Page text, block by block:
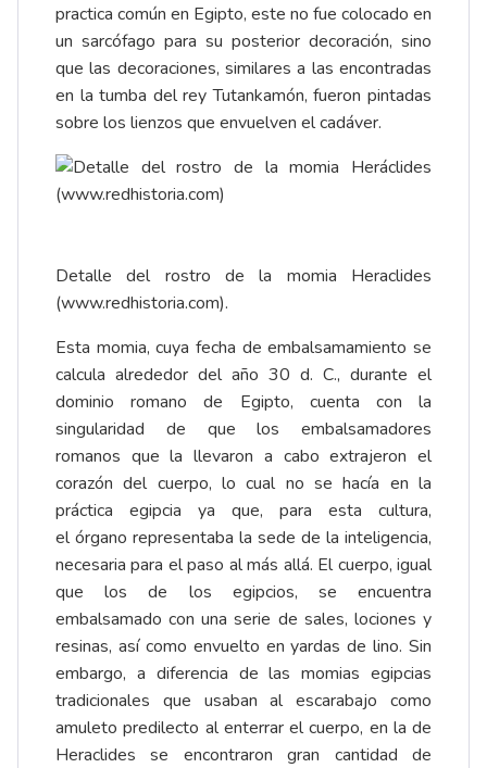
practica común en Egipto, este no fue colocado en
un sarcófago para su posterior decoración, sino
que las decoraciones, similares a las encontradas
en la tumba del rey Tutankamón, fueron pintadas
sobre los lienzos que envuelven el cadáver.
Detalle del rostro de la momia Heraclides
(www.redhistoria.com).
Esta momia, cuya fecha de embalsamamiento se
calcula alrededor del año 30 d. C., durante el
dominio romano de Egipto, cuenta con la
singularidad de que los embalsamadores
romanos que la llevaron a cabo extrajeron el
corazón del cuerpo, lo cual no se hacía en la
práctica egipcia ya que, para esta cultura,
el órgano representaba la sede de la inteligencia,
necesaria para el paso al más allá. El cuerpo, igual
que los de los egipcios, se encuentra
embalsamado con una serie de sales, lociones y
resinas, así como envuelto en yardas de lino. Sin
embargo, a diferencia de las momias egipcias
tradicionales que usaban al escarabajo como
amuleto predilecto al enterrar el cuerpo, en la de
Heraclides se encontraron gran cantidad de